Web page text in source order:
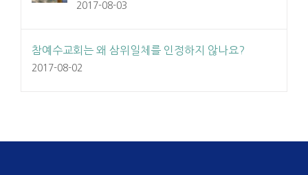
2017-08-03
참예수교회는 왜 삼위일체를 인정하지 않나요?
2017-08-02